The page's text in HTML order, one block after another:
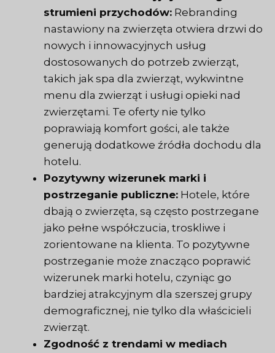
strumieni przychodów: Rebranding
nastawiony na zwierzęta otwiera drzwi do
nowych i innowacyjnych usług
dostosowanych do potrzeb zwierząt,
takich jak spa dla zwierząt, wykwintne
menu dla zwierząt i usługi opieki nad
zwierzętami. Te oferty nie tylko
poprawiają komfort gości, ale także
generują dodatkowe źródła dochodu dla
hotelu.
Pozytywny wizerunek marki i
postrzeganie publiczne: Hotele, które
dbają o zwierzęta, są często postrzegane
jako pełne współczucia, troskliwe i
zorientowane na klienta. To pozytywne
postrzeganie może znacząco poprawić
wizerunek marki hotelu, czyniąc go
bardziej atrakcyjnym dla szerszej grupy
demograficznej, nie tylko dla właścicieli
zwierząt.
Zgodność z trendami w mediach